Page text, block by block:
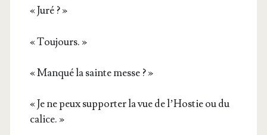
« Juré ? »
« Tou­jours. »
« Man­qué la sainte messe ? »
« Je ne peux sup­por­ter la vue de l’Hostie ou du
calice. »